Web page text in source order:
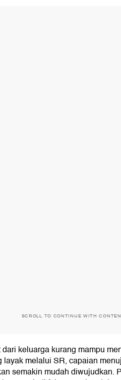
SCROLL TO CONTINUE WITH
keluarga kurang mampu
layak melalui SR, capaian
semakin mudah diwujudkan.